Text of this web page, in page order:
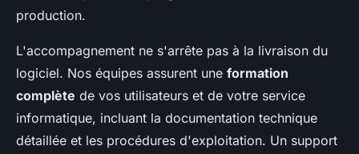
production.
L'accompagnement ne s'arrête pas à la livraison du
logiciel. Nos équipes assurent une formation
complète de vos utilisateurs et de votre service
informatique, incluant la documentation technique
détaillée et les procédures d'exploitation. Un support